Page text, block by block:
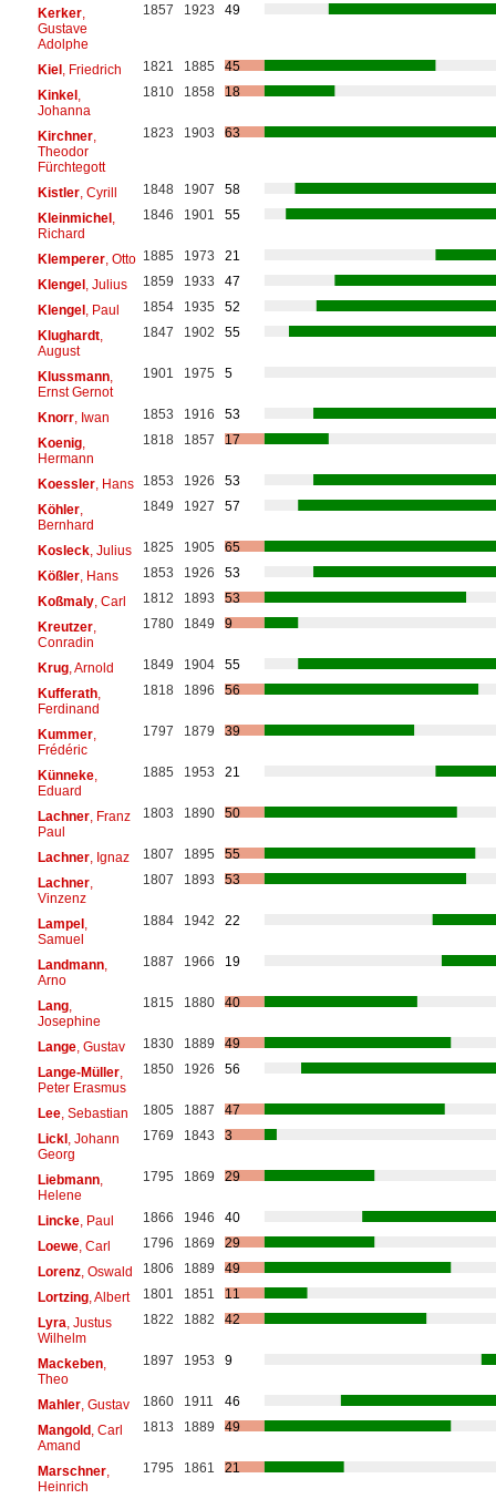
Kerker,
Gustave
Adolphe
1857 1923 49
Kiel, Friedrich 1821 1885
45
Kinkel,
Johanna
1810 1858 18
Kirchner,
Theodor
Fürchtegott
1823 1903 63
Kistler, Cyrill 1848 1907
58
Kleinmichel,
Richard
1846 1901 55
Klemperer, Otto 1885 1973
21
Klengel, Julius 1859 1933
47
Klengel, Paul 1854 1935
52
Klughardt,
August
1847 1902 55
Klussmann,
Ernst Gernot
1901 1975 5
Knorr, Iwan 1853 1916
53
Koenig,
Hermann
1818 1857 17
Koessler, Hans 1853 1926
53
Köhler,
Bernhard
1849 1927 57
Kosleck, Julius 1825 1905
65
Kößler, Hans 1853 1926
53
Koßmaly, Carl 1812 1893
53
Kreutzer,
Conradin
1780 1849 9
Krug, Arnold 1849 1904
55
Kufferath,
Ferdinand
1818 1896 56
Kummer,
Frédéric
1797 1879 39
Künneke,
Eduard
1885 1953 21
Lachner, Franz
Paul
1803 1890 50
Lachner, Ignaz 1807 1895
55
Lachner,
Vinzenz
1807 1893 53
Lampel,
Samuel
1884 1942 22
Landmann,
Arno
1887 1966 19
Lang,
Josephine
1815 1880 40
Lange, Gustav 1830 1889
49
Lange-Müller,
Peter Erasmus
1850 1926 56
Lee, Sebastian 1805 1887
47
Lickl, Johann
Georg
1769 1843 3
Liebmann,
Helene
1795 1869 29
Lincke, Paul 1866 1946
40
Loewe, Carl 1796 1869
29
Lorenz, Oswald 1806 1889
49
Lortzing, Albert 1801 1851
11
Lyra , Justus
Wilhelm
1822 1882 42
Mackeben,
Theo
1897 1953 9
Mahler, Gustav 1860 1911
46
Mangold, Carl
Amand
1813 1889 49
Marschner,
Heinrich
1795 1861 21